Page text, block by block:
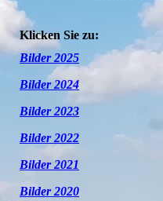
Klicken Sie zu:
Bilder 2025
Bilder 2024
Bilder 2023
Bilder 2022
Bilder 2021
Bilder 2020